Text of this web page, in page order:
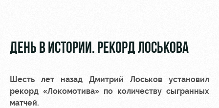
РЖД
Арена
Локо
Информация
ДЕНЬ В ИСТОРИИ. РЕКОРД ЛОСЬКОВА
Шесть лет назад Дмитрий Лоськов установил
рекорд «Локомотива» по количеству сыгранных
матчей.